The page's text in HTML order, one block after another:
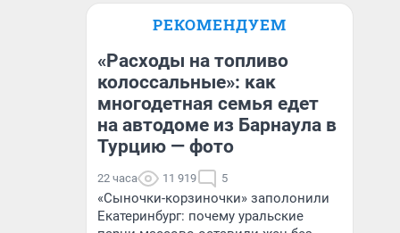
РЕКОМЕНДУЕМ
«Расходы на топливо
колоссальные»: как
многодетная семья едет
на автодоме из Барнаула в
Турцию — фото
22 часа 11 919 5
«Сыночки-корзиночки» заполонили
Екатеринбург: почему уральские